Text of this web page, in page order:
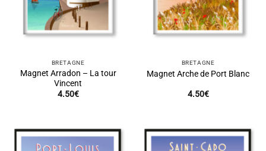
BRETAGNE
Magnet Arradon – La tour
Vincent
4.50€
BRETAGNE
Magnet Arche de Port Blanc
4.50€